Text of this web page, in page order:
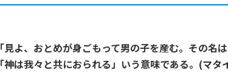
「見よ、おとめが身ごもって男の子を産む。その名
「神は我々と共におられる」いう意味である。 (マタ